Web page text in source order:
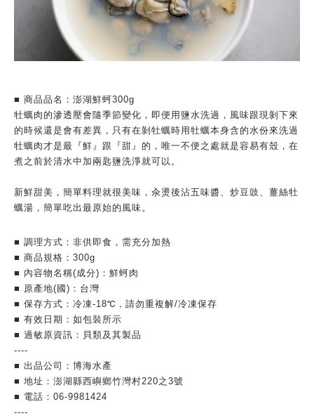
■ 商品品名：澎湖鮮蚵300g
牡蠣肉的滲透壓會隨季節變化，即便用鹽水洗過，風味跟現剝下來
的時候還是會有差異，只有在剝牡蠣時用牡蠣本身含的水份來洗過
牡蠣肉才是最『鮮』跟『甜』的，唯一不便之處就是容易有殼，在
煮之前於清水中加兩匙鹽洗淨就可以。
新鮮甜美，簡單料理就很美味，汆燙後沾五味醬、炒豆豉、薑絲牡
蠣湯，簡單吃出最原始的風味。
■ 調理方式：非供即食，需充分加熱
■ 商品規格：300g
■ 內容物名稱(成分)：鮮蚵肉
■ 原產地(國)：台灣
■ 保存方式：冷凍-18℃，請勿重複解/冷凍保存
■ 有效日期：如包裝所示
■ 過敏原資訊：貝類及其製品
----
■ 出品公司：博海水產
■ 地址：澎湖縣西嶼鄉竹灣村220之3號
■ 電話：06-9981424
----